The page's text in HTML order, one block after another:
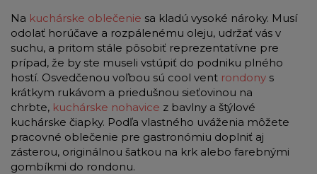
Na kuchárske oblečenie sa kladú vysoké nároky. Musí
odolať horúčave a rozpálenému oleju, udržať vás v
suchu, a pritom stále pôsobiť reprezentatívne pre
prípad, že by ste museli vstúpiť do podniku plného
hostí. Osvedčenou voľbou sú cool vent rondony s
krátkym rukávom a priedušnou sieťovinou na
chrbte, kuchárske nohavice z bavlny a štýlové
kuchárske čiapky. Podľa vlastného uváženia môžete
pracovné oblečenie pre gastronómiu doplniť aj
zásterou, originálnou šatkou na krk alebo farebnými
gombíkmi do rondonu.